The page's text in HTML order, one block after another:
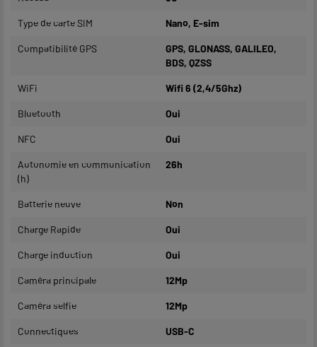
Type de carte SIM Nano, E-sim
Compatibilité GPS
GPS, GLONASS, GALILEO,
BDS, QZSS
WiFi Wifi 6 (2,4/5Ghz)
Bluetooth Oui
NFC Oui
Autonomie en communication
(h)
26h
Batterie neuve Non
Charge Rapide Oui
Charge induction Oui
Caméra principale 12Mp
Caméra selfie 12Mp
Connectiques USB-C